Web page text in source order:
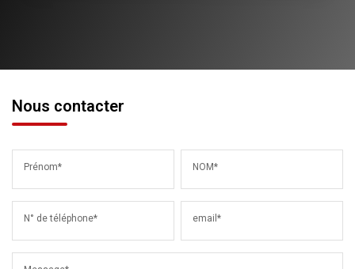
Nous contacter
Prénom* NOM*
N° de téléphone* email*